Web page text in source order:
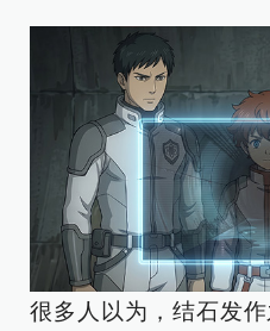
很多人以为，结石发